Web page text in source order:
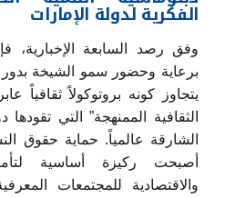
الفكرية لدولة الإمارات
وفق رصد السابعة الإخبارية،
برعاية وحضور سمو الشيخة
يتجاوز كونه بروتوكولاً ثقافياً
الثقافية الممنهجة” التي تقودها
الشارقة عالمياً. حماية حقوق
أصبحت ركيزة أساسية
والاقتصادية للمجتمعات